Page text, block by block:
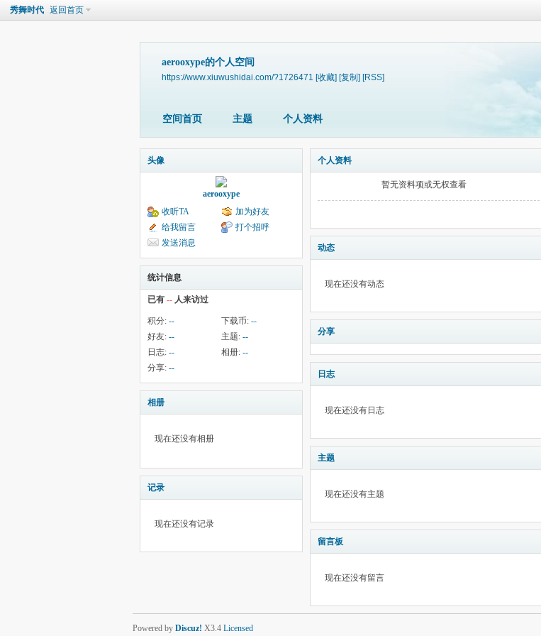
秀舞时代 返回首页
aerooxype的个人空间
https://www.xiuwushidai.com/?1726471 [收藏] [复制] [RSS]
空间首页 主题 个人资料
头像
aerooxype
收听TA
加为好友
给我留言
打个招呼
发送消息
统计信息
已有 -- 人来访过
积分: -- 下载币: --
好友: -- 主题: --
日志: -- 相册: --
分享: --
相册
现在还没有相册
记录
现在还没有记录
个人资料
暂无资料项或无权查看
动态
现在还没有动态
分享
日志
现在还没有日志
主题
现在还没有主题
留言板
现在还没有留言
Powered by Discuz! X3.4 Licensed